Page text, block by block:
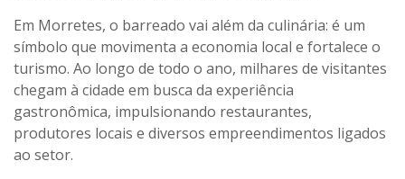
Em Morretes, o barreado vai além da culinária: é um
símbolo que movimenta a economia local e fortalece o
turismo. Ao longo de todo o ano, milhares de visitantes
chegam à cidade em busca da experiência
gastronômica, impulsionando restaurantes,
produtores locais e diversos empreendimentos ligados
ao setor.